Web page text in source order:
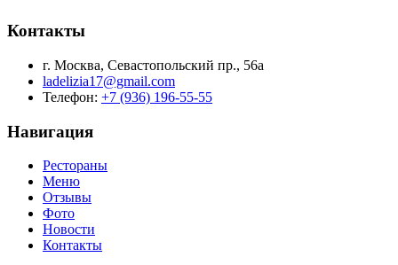
Контакты
г. Москва, Севастопольский пр., 56а
ladelizia17@gmail.com
Телефон: +7 (936) 196-55-55
Навигация
Рестораны
Меню
Отзывы
Фото
Новости
Контакты